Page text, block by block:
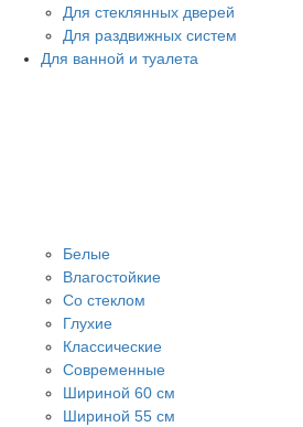
Для стеклянных дверей
Для раздвижных систем
Для ванной и туалета
Белые
Влагостойкие
Со стеклом
Глухие
Классические
Современные
Шириной 60 см
Шириной 55 см